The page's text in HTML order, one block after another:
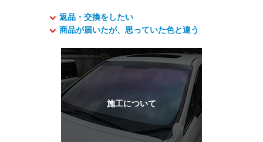
返品・交換をしたい
商品が届いたが、思っていた色と違う